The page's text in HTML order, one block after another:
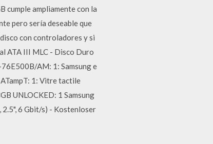
cumple ampliamente con la
pero sería deseable que
con controladores y si
ATA III MLC - Disco Duro
AM: 1: Samsung e
1: Vitre tactile
UNLOCKED: 1 Samsung
2.5", 6 Gbit/s) - Kostenloser